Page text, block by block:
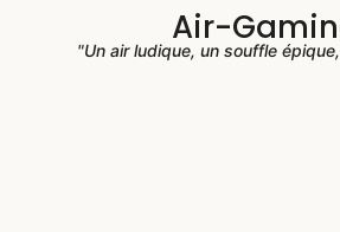
Air-
"Un air ludique, un souffle